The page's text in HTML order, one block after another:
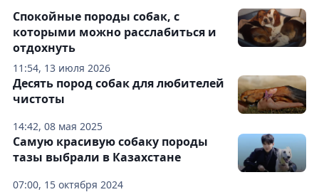
11:54, 13 июля 2026
Спокойные породы собак, с
которыми можно расслабиться и
отдохнуть
14:42, 08 мая 2025
Десять пород собак для любителей
чистоты
07:00, 15 октября 2024
Самую красивую собаку породы
тазы выбрали в Казахстане